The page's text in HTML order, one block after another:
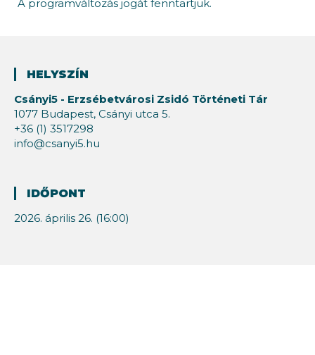
A programváltozás jogát fenntartjuk.
HELYSZÍN
Csányi5 - Erzsébetvárosi Zsidó Történeti Tár
1077 Budapest, Csányi utca 5.
+36 (1) 3517298
info@csanyi5.hu
IDŐPONT
2026. április 26. (16:00)